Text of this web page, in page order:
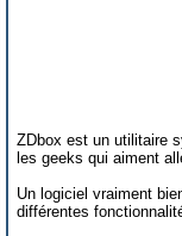
ZDbox est un utilitaire
les geeks qui aiment
Un logiciel vraiment
différentes